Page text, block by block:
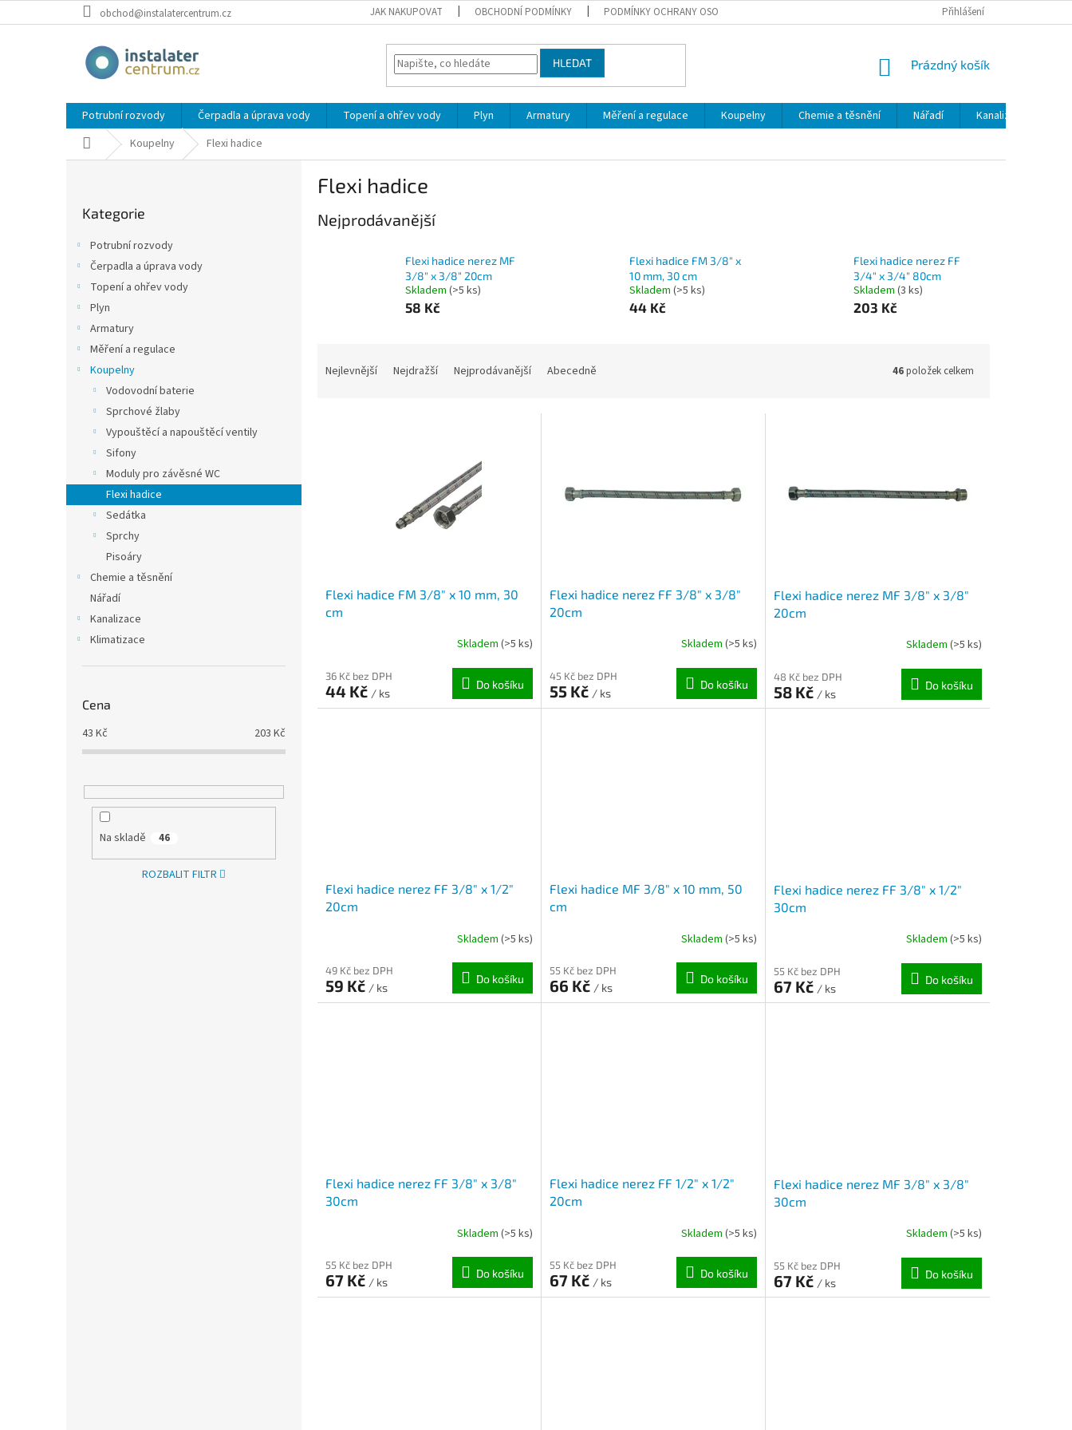
na
obchod@instalatercentrum.cz JAK NAKUPOVAT OBCHODNÍ PODMÍNKY PODMÍNKY OCHRANY OSOBNÍCH ÚDAJŮ MOJE OBJEDNÁVKA
Přihlášení
HLEDAT
NÁKUPNÍ
Prázdný košík
Potrubní rozvody Čerpadla a úprava vody Topení a ohřev vody Plyn Armatury Měření a regulace Koupelny Chemie a těsnění Nářadí Kanalizace
Domů Koupelny Flexi hadice
kategorie
Kategorie
Potrubní rozvody
Čerpadla a úprava vody
Topení a ohřev vody
Plyn
Armatury
Měření a regulace
Koupelny
Vodovodní baterie
Sprchové žlaby
Vypouštěcí a napouštěcí ventily
Sifony
Moduly pro závěsné WC
Flexi hadice
Sedátka
Sprchy
Pisoáry
Chemie a těsnění
Nářadí
Kanalizace
Klimatizace
Cena
43 Kč 203 Kč
Na skladě 46
ROZBALIT FILTR
Flexi hadice
Nejprodávanější
Flexi hadice nerez MF
3/8" x 3/8" 20cm
Skladem (>5 ks)
58 Kč
Flexi hadice FM 3/8" x
10 mm, 30 cm
Skladem (>5 ks)
44 Kč
Flexi hadice nerez FF
3/4" x 3/4" 80cm
Skladem (3 ks)
203 Kč
Nejlevnější Nejdražší Nejprodávanější Abecedně 46položek celkem
Flexi hadice FM 3/8" x 10 mm, 30
cm
Skladem (>5 ks)
36 Kč bez DPH
44 Kč / ks
Do košíku
Flexi hadice nerez FF 3/8" x 3/8"
20cm
Skladem (>5 ks)
45 Kč bez DPH
55 Kč / ks
Do košíku
Flexi hadice nerez MF 3/8" x 3/8"
20cm
Skladem (>5 ks)
48 Kč bez DPH
58 Kč / ks
Do košíku
Flexi hadice nerez FF 3/8" x 1/2"
20cm
Skladem (>5 ks)
49 Kč bez DPH
59 Kč / ks
Do košíku
Flexi hadice MF 3/8" x 10 mm, 50
cm
Skladem (>5 ks)
55 Kč bez DPH
66 Kč / ks
Do košíku
Flexi hadice nerez FF 3/8" x 1/2"
30cm
Skladem (>5 ks)
55 Kč bez DPH
67 Kč / ks
Do košíku
Flexi hadice nerez FF 3/8" x 3/8"
30cm
Skladem (>5 ks)
55 Kč bez DPH
67 Kč / ks
Do košíku
Flexi hadice nerez FF 1/2" x 1/2"
20cm
Skladem (>5 ks)
55 Kč bez DPH
67 Kč / ks
Do košíku
Flexi hadice nerez MF 3/8" x 3/8"
30cm
Skladem (>5 ks)
55 Kč bez DPH
67 Kč / ks
Do košíku